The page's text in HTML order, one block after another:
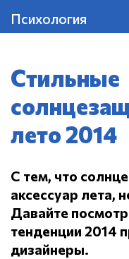
Психология
Стильные
лето 2014
С тем, что
аксессуар лета,
Давайте
тенденции 2014
дизайнеры.